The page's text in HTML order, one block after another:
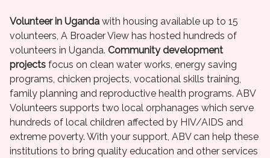
Volunteer in Uganda with housing available up to 15
volunteers, A Broader View has hosted hundreds of
volunteers in Uganda. Community development
projects focus on clean water works, energy saving
programs, chicken projects, vocational skills training,
family planning and reproductive health programs. ABV
Volunteers supports two local orphanages which serve
hundreds of local children affected by HIV/AIDS and
extreme poverty. With your support, ABV can help these
institutions to bring quality education and other services